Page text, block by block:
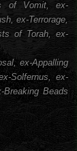
of Vomit, ex-
ex-Terrorage,
of Torah, ex-
ex-Appalling
Solfernus, ex-
Beads